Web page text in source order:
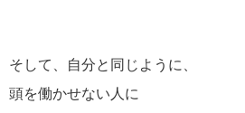
そして、自分と同じように、
頭を働かせない人に